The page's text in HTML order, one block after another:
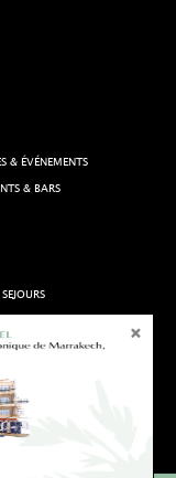
& ÉVÉNEMENTS
& BARS